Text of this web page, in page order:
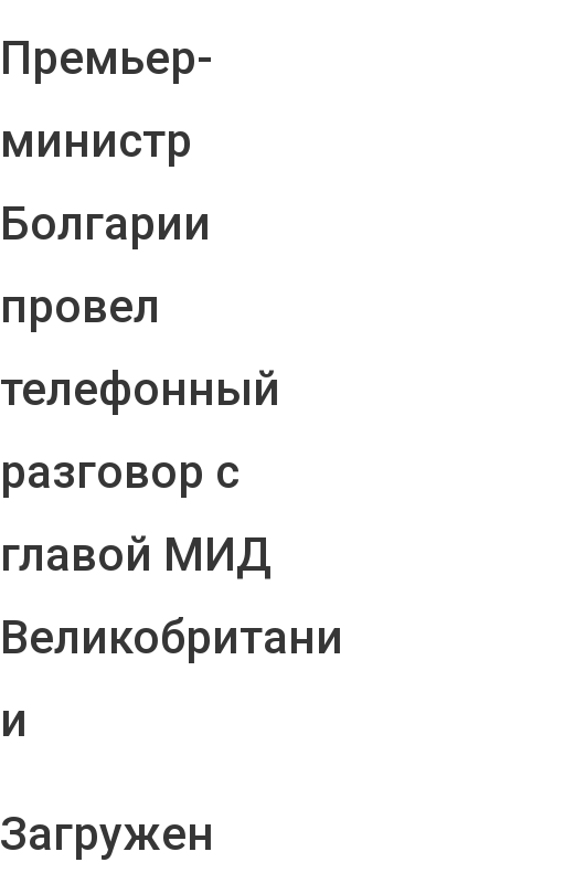
Премьер-
министр
Болгарии
провел
телефонный
разговор с
главой МИД
Великобритани
и
Загружен